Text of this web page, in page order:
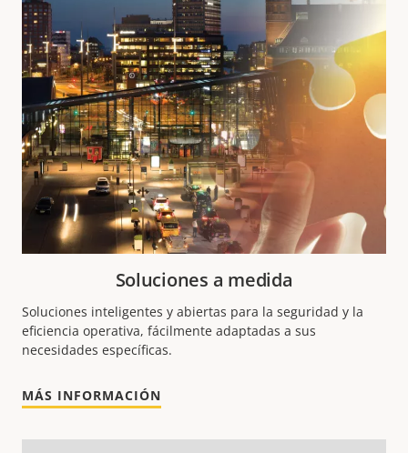
Soluciones a medida
Soluciones inteligentes y abiertas para la seguridad y la
eficiencia operativa, fácilmente adaptadas a sus
necesidades específicas.
MÁS INFORMACIÓN